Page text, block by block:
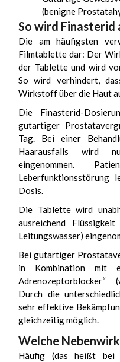
(benigne
So wird Finasterid
Die am häufigsten
Filmtablette dar: Der
der Tablette und wird
So wird verhindert,
Wirkstoff über die Haut
Die Finasterid-
gutartiger
Tag. Bei einer
Haarausfalls wird
eingenommen.
Leberfunktionsstörung
Dosis.
Die Tablette wird
ausreichend
Leitungswasser)
Bei gutartiger
in Kombination mit
Adrenozeptorblocker“
Durch die
sehr effektive
gleichzeitig möglich.
Welche
Häufig (das heißt bei